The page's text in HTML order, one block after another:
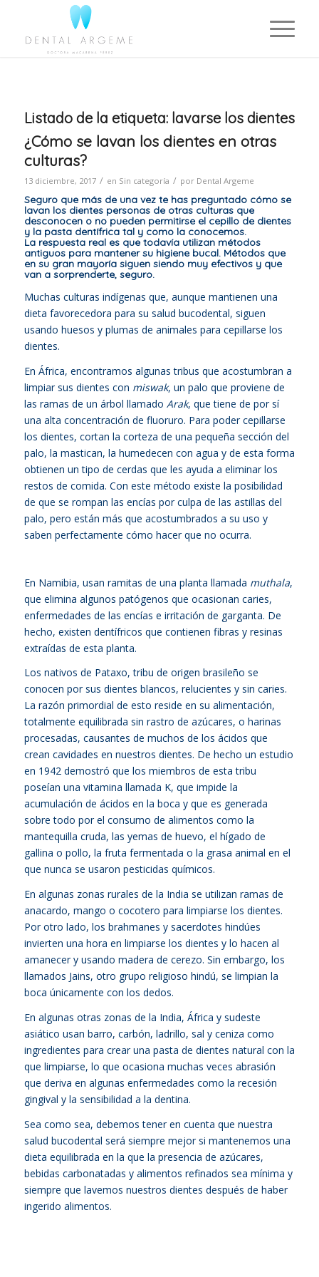
Listado de la etiqueta: lavarse los dientes
¿Cómo se lavan los dientes en otras
culturas?
13 diciembre, 2017 / en Sin categoría / por Dental Argeme
Seguro que más de una vez te has preguntado cómo se
lavan los dientes personas de otras culturas que
desconocen o no pueden permitirse el cepillo de dientes
y la pasta dentífrica tal y como la conocemos.
La respuesta real es que todavía utilizan métodos
antiguos para mantener su higiene bucal. Métodos que
en su gran mayoría siguen siendo muy efectivos y que
van a sorprenderte, seguro.
Muchas culturas indígenas que, aunque mantienen una
dieta favorecedora para su salud bucodental, siguen
usando huesos y plumas de animales para cepillarse los
dientes.
En África, encontramos algunas tribus que acostumbran a
limpiar sus dientes con miswak, un palo que proviene de
las ramas de un árbol llamado Arak, que tiene de por sí
una alta concentración de fluoruro. Para poder cepillarse
los dientes, cortan la corteza de una pequeña sección del
palo, la mastican, la humedecen con agua y de esta forma
obtienen un tipo de cerdas que les ayuda a eliminar los
restos de comida. Con este método existe la posibilidad
de que se rompan las encías por culpa de las astillas del
palo, pero están más que acostumbrados a su uso y
saben perfectamente cómo hacer que no ocurra.
En Namibia, usan ramitas de una planta llamada muthala,
que elimina algunos patógenos que ocasionan caries,
enfermedades de las encías e irritación de garganta. De
hecho, existen dentífricos que contienen fibras y resinas
extraídas de esta planta.
Los nativos de Pataxo, tribu de origen brasileño se
conocen por sus dientes blancos, relucientes y sin caries.
La razón primordial de esto reside en su alimentación,
totalmente equilibrada sin rastro de azúcares, o harinas
procesadas, causantes de muchos de los ácidos que
crean cavidades en nuestros dientes. De hecho un estudio
en 1942 demostró que los miembros de esta tribu
poseían una vitamina llamada K, que impide la
acumulación de ácidos en la boca y que es generada
sobre todo por el consumo de alimentos como la
mantequilla cruda, las yemas de huevo, el hígado de
gallina o pollo, la fruta fermentada o la grasa animal en el
que nunca se usaron pesticidas químicos.
En algunas zonas rurales de la India se utilizan ramas de
anacardo, mango o cocotero para limpiarse los dientes.
Por otro lado, los brahmanes y sacerdotes hindúes
invierten una hora en limpiarse los dientes y lo hacen al
amanecer y usando madera de cerezo. Sin embargo, los
llamados Jains, otro grupo religioso hindú, se limpian la
boca únicamente con los dedos.
En algunas otras zonas de la India, África y sudeste
asiático usan barro, carbón, ladrillo, sal y ceniza como
ingredientes para crear una pasta de dientes natural con la
que limpiarse, lo que ocasiona muchas veces abrasión
que deriva en algunas enfermedades como la recesión
gingival y la sensibilidad a la dentina.
Sea como sea, debemos tener en cuenta que nuestra
salud bucodental será siempre mejor si mantenemos una
dieta equilibrada en la que la presencia de azúcares,
bebidas carbonatadas y alimentos refinados sea mínima y
siempre que lavemos nuestros dientes después de haber
ingerido alimentos.